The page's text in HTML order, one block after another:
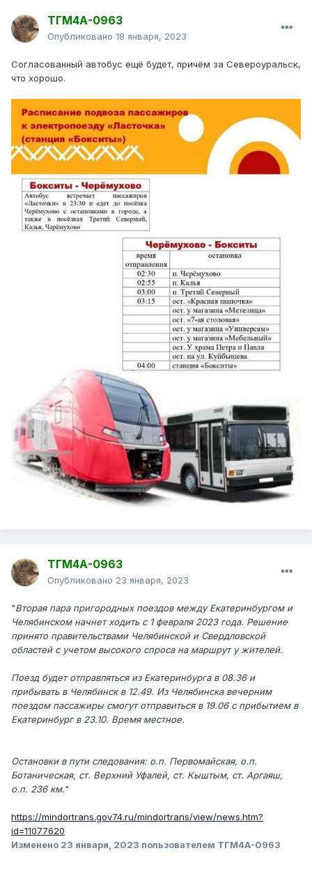
ТГМ4А-0963
Опубликовано 18 января, 2023
Согласованный автобус ещё будет, причём за Североуральск,
что хорошо.
ТГМ4А-0963
Опубликовано 23 января, 2023
"Вторая пара пригородных поездов между Екатеринбургом и
Челябинском начнет ходить с 1 февраля 2023 года. Решение
принято правительствами Челябинской и Свердловской
областей с учетом высокого спроса на маршрут у жителей.
Поезд будет отправляться из Екатеринбурга в 08.36 и
прибывать в Челябинск в 12.49. Из Челябинска вечерним
поездом пассажиры смогут отправиться в 19.06 с прибытием в
Екатеринбург в 23.10. Время местное.
Остановки в пути следования: о.п. Первомайская, о.п.
Ботаническая, ст. Верхний Уфалей, ст. Кыштым, ст. Аргаяш,
о.п. 236 км."
https://mindortrans.gov74.ru/mindortrans/view/news.htm?
id=11077620
Изменено 23 января, 2023 пользователем ТГМ4А-0963